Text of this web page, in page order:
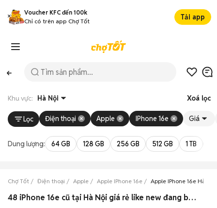
Voucher KFC đến 100k
Chỉ có trên app Chợ Tốt
Tải app
Khu vực: Hà Nội Xoá lọc
Lọc Điện thoại Apple IPhone 16e Giá
Dung lượng: 64 GB 128 GB 256 GB 512 GB 1 TB
Chợ Tốt Điện thoại Apple Apple IPhone 16e Apple IPhone 16e Hà Nội
48 iPhone 16e cũ tại Hà Nội giá rẻ like new đang bán 08/2026